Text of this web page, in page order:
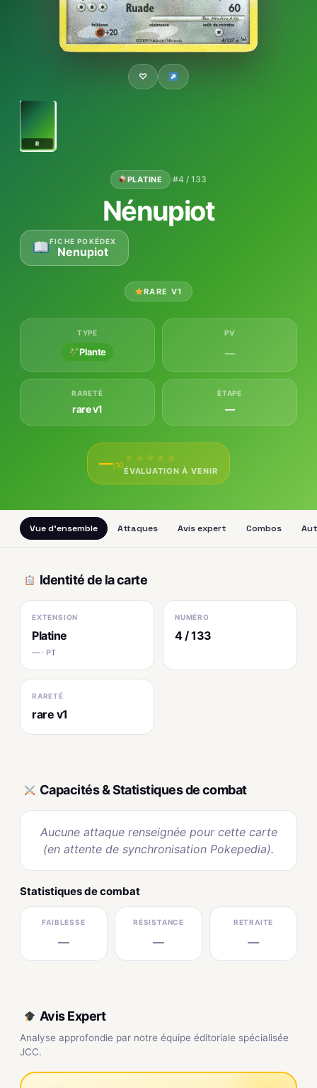
♡
R
PLATINE ·#4 / 133
Nénupiot
FICHE POKÉDEX
Nenupiot
RARE V1
TYPE
Plante
PV
—
RARETÉ
rare v1
ÉTAPE
—
—/10
★ ★ ★ ★ ★
ÉVALUATION À VENIR
Vue d'ensemble Attaques Avis expert Combos
Identité de la carte
EXTENSION
Platine
— · PT
NUMÉRO
4 / 133
RARETÉ
rare v1
Capacités & Statistiques de combat
Aucune attaque renseignée pour cette carte
(en attente de synchronisation Pokepedia).
Statistiques de combat
FAIBLESSE
—
RÉSISTANCE
—
RETRAITE
—
Avis Expert
Analyse approfondie par notre équipe éditoriale spécialisée
JCC.